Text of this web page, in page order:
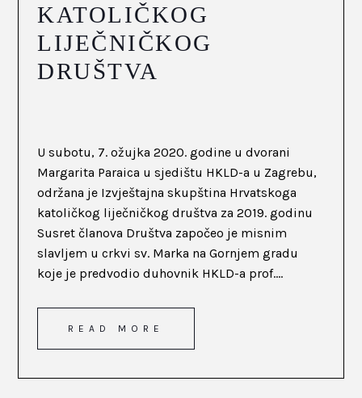
KATOLIČKOG
LIJEČNIČKOG
DRUŠTVA
U subotu, 7. ožujka 2020. godine u dvorani
Margarita Paraica u sjedištu HKLD-a u Zagrebu,
održana je Izvještajna skupština Hrvatskoga
katoličkog liječničkog društva za 2019. godinu
Susret članova Društva započeo je misnim
slavljem u crkvi sv. Marka na Gornjem gradu
koje je predvodio duhovnik HKLD-a prof....
READ MORE